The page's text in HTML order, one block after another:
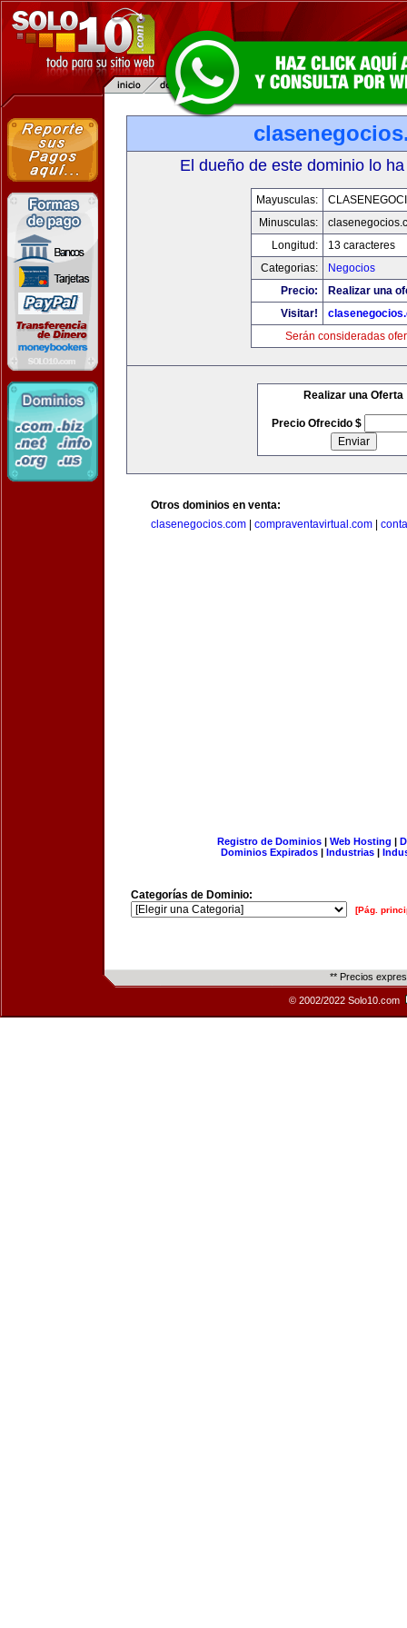
El dueño de este dominio lo
Mayusculas:
Minusculas:
Longitud:
13 caracteres
Categorias:
Negocios
Precio:
Realizar una
Visitar!
Serán consideradas
Realizar una Oferta
Precio Ofrecido $
Otros dominios en venta:
clasenegocios.com
compraventavirtual.com
Registro de Dominios| Web Hosting |
Dominios Expirados | Industrias |
Categorías de Dominio:
[Pág.
** Precios
© 2002/2022 Solo10.com